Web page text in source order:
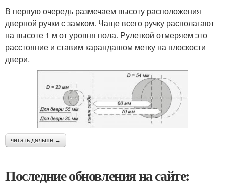
В первую очередь размечаем высоту расположения
дверной ручки с замком. Чаще всего ручку располагают
на высоте 1 м от уровня пола. Рулеткой отмеряем это
расстояние и ставим карандашом метку на плоскости
двери.
читать дальше →
Последние обновления на сайте: